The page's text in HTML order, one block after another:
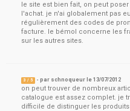
le site est bien fait, on peut
l'achat. je n'ai globalement pas
régulièrement des codes de
facture. le bémol concerne les
sur les autres sites.
3 / 5 - par schnoqueur le13/07/2012
on peut trouver de nombreux
catalogue est assez complet. je
difficile de distinguer les